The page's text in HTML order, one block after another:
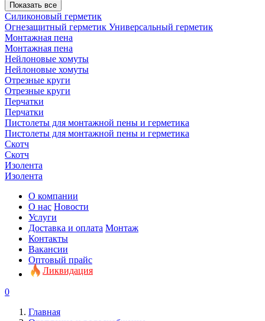
Показать все
Силиконовый герметик
Огнезащитный герметик Универсальный герметик
Монтажная пена
Монтажная пена
Нейлоновые хомуты
Нейлоновые хомуты
Отрезные круги
Отрезные круги
Перчатки
Перчатки
Пистолеты для монтажной пены и герметика
Пистолеты для монтажной пены и герметика
Скотч
Скотч
Изолента
Изолента
О компании
О нас Новости
Услуги
Доставка и оплата Монтаж
Контакты
Вакансии
Оптовый прайс
Ликвидация
0
Главная